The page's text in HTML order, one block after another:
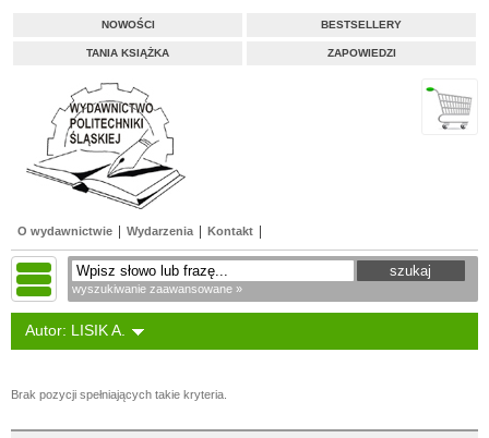
NOWOŚCI BESTSELLERY
TANIA KSIĄŻKA ZAPOWIEDZI
O wydawnictwie Wydarzenia Kontakt
wyszukiwanie zaawansowane »
Autor: LISIK A.
Brak pozycji spełniających takie kryteria.